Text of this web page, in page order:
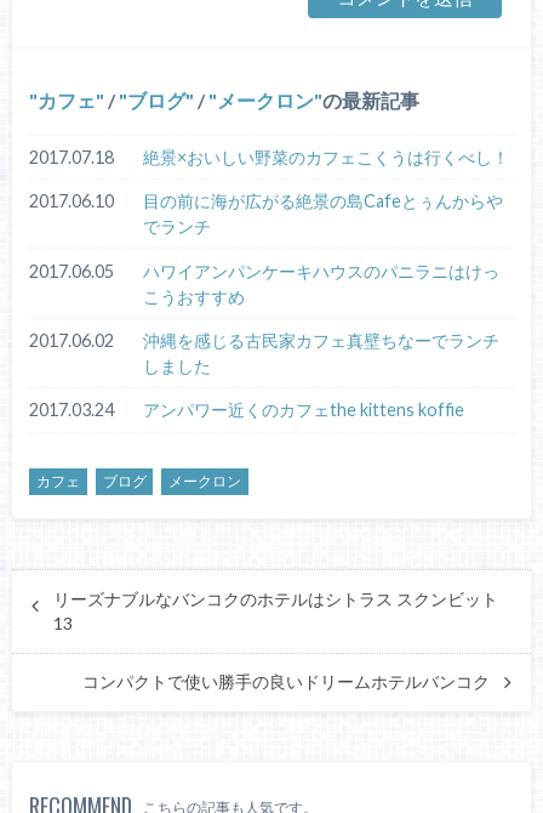
カフェ / ブログ / メークロン の最新記事
2017.07.18 絶景×おいしい野菜のカフェこくうは行くべし！
2017.06.10
目の前に海が広がる絶景の島Cafeとぅんからや
でランチ
2017.06.05
ハワイアンパンケーキハウスのパニラニはけっ
こうおすすめ
2017.06.02
沖縄を感じる古民家カフェ真壁ちなーでランチ
しました
2017.03.24 アンパワー近くのカフェthe kittens koffie
カフェ ブログ メークロン
リーズナブルなバンコクのホテルはシトラス スクンビット
13
コンパクトで使い勝手の良いドリームホテルバンコク
RECOMMEND こちらの記事も人気です。